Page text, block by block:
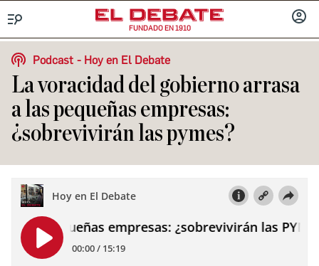
FUNDADO EN 1910
SESIÓN
Podcast
Hoy en El Debate
La voracidad del gobierno arrasa
a las pequeñas empresas:
¿sobrevivirán las pymes?